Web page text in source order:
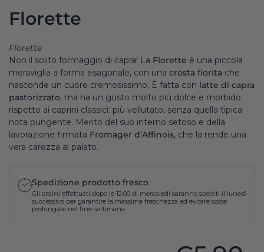
Florette
Florette
Non il solito formaggio di capra! La Florette è una piccola
meraviglia a forma esagonale, con una crosta fiorita che
nasconde un cuore cremosissimo. È fatta con latte di capra
pastorizzato, ma ha un gusto molto più dolce e morbido
rispetto ai caprini classici: più vellutato, senza quella tipica
nota pungente. Merito del suo interno setoso e della
lavorazione firmata Fromager d’Affinois, che la rende una
vera carezza al palato.
Spedizione prodotto fresco
Gli ordini effettuati dopo le 12:00 di mercoledì saranno spediti il lunedì
successivo per garantire la massima freschezza ed evitare soste
prolungate nel fine settimana.